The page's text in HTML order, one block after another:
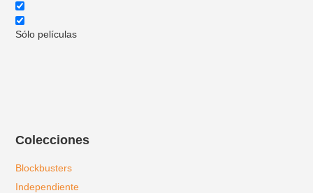
Sólo películas
Colecciones
Blockbusters
Independiente